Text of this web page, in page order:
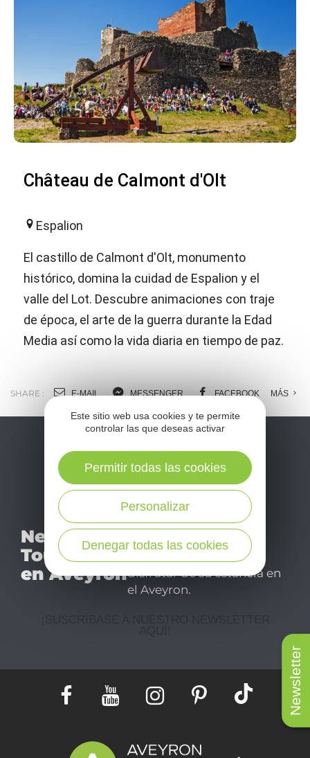
Newsletter
Château de Calmont d'Olt
Espalion
El castillo de Calmont d'Olt, monumento
histórico, domina la cuidad de Espalion y el
valle del Lot. Descubre animaciones con traje
de época, el arte de la guerra durante la Edad
Media así como la vida diaria en tiempo de paz.
SHARE : E-MAIL MESSENGER FACEBOOK MÁS
Newsletter
Tourismo
en Aveyron
No se pierda nuestro
mensual newsletter y
disfrutar de su estancia en
el Aveyron.
¡SUSCRÍBASE A NUESTRO NEWSLETTER
AQUÍ!
Este sitio web usa cookies y te permite
controlar las que deseas activar
Denegar todas las cookies
Personalizar
Permitir todas las cookies